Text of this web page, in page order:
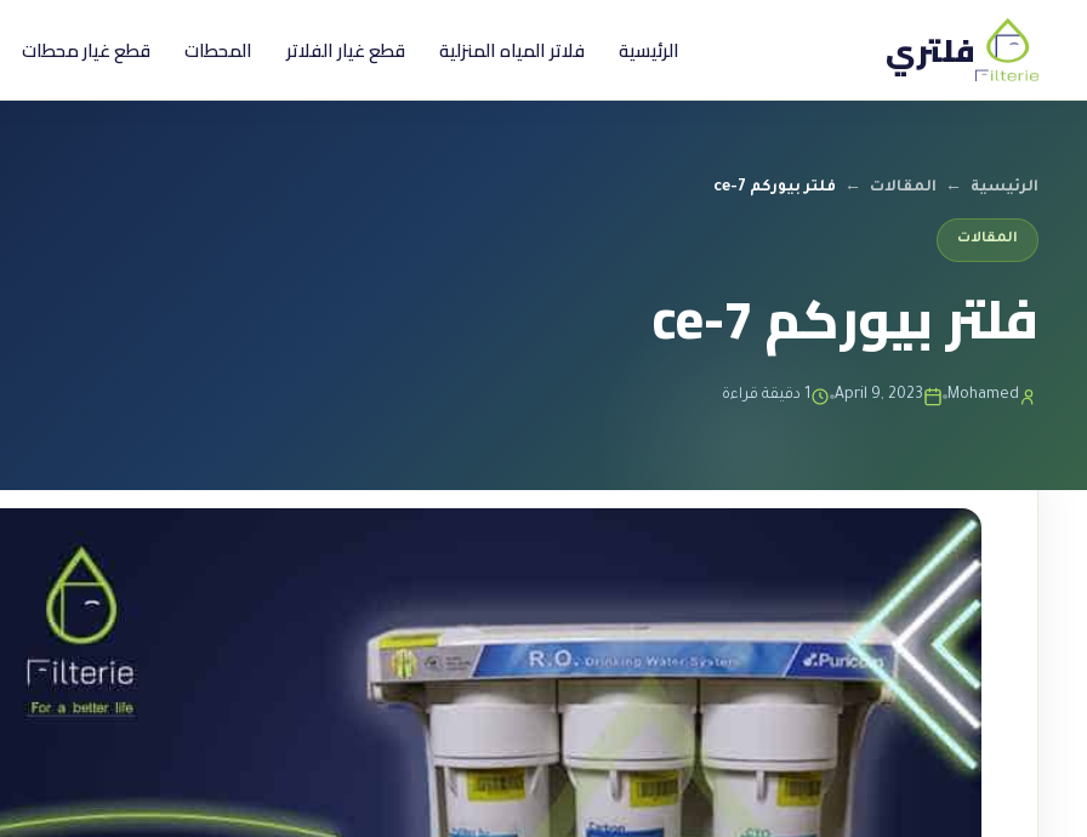
فلتري الرئيسية فلاتر المياه المنزلية قطع غيار الفلاتر المحطات قطع غيار محطات
الرئيسية ← المقالات ← فلتر بيوركم ce-7
المقالات
فلتر بيوركم ce-7
Mohamed
April 9, 2023 1 دقيقة قراءة